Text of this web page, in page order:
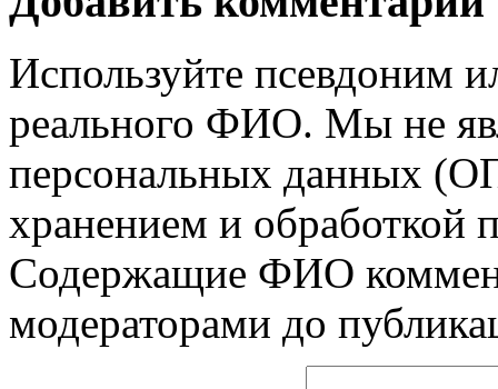
Используйте псевдоним
реального ФИО. Мы не
персональных данных
хранением и обработкой
Содержащие ФИО
модераторами до